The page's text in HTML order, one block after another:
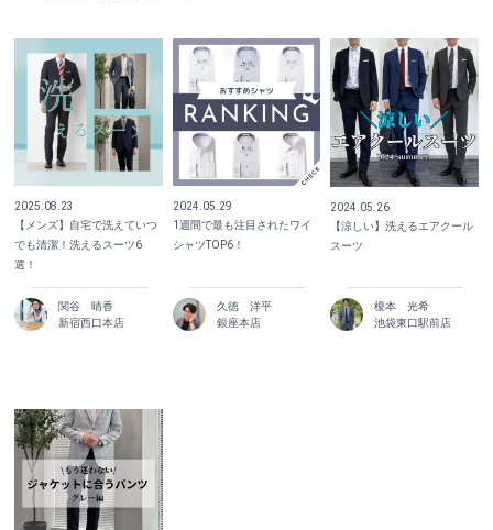
2025.08.23
【メンズ】自宅で洗えていつ
でも清潔！洗えるスーツ6
選！
関谷 晴香
新宿西口本店
2024.05.29
1週間で最も注目されたワイ
シャツTOP6！
久徳 洋平
銀座本店
2024.05.26
【涼しい】洗えるエアクール
スーツ
榎本 光希
池袋東口駅前店